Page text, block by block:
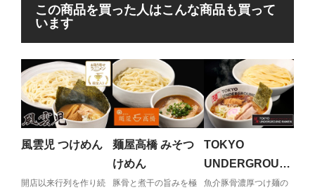
この商品を買った人はこんな商品も買って
います
風雲児 つけめん
開店以来行列を作り続
麺屋高橋 みそつ
けめん
豚骨と煮干の旨みを極
TOKYO
UNDERGROUN
D RAMEN 頑者
魚介豚骨濃厚つけ麺の